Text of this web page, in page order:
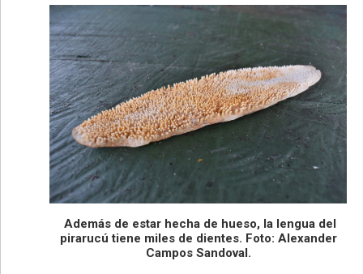
Además de estar hecha de hueso, la lengua del
pirarucú tiene miles de dientes. Foto: Alexander
Campos Sandoval.